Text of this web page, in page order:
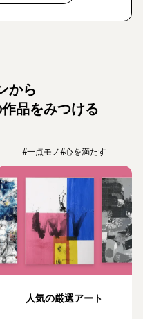
から
品をみつける
#一点モノ#心を満たす
人気の厳選アート